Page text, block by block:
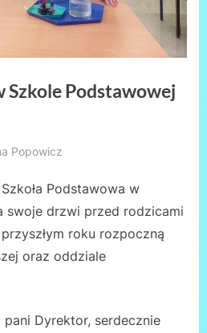
Podstawowej
Popowicz
Podstawowa w
swoje drzwi przed rodzicami
roku rozpoczną
oraz oddziale
pani Dyrektor, serdecznie